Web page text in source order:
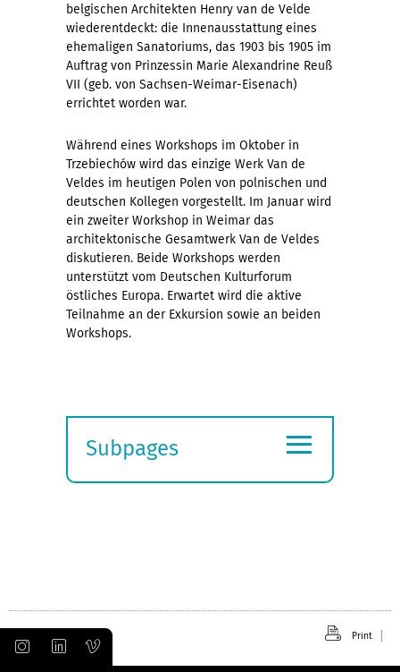
belgischen Architekten Henry van de Velde
wiederentdeckt: die Innenausstattung eines
ehemaligen Sanatoriums, das 1903 bis 1905 im
Auftrag von Prinzessin Marie Alexandrine Reuß
VII (geb. von Sachsen-Weimar-Eisenach)
errichtet worden war.
Während eines Workshops im Oktober in
Trzebiechów wird das einzige Werk Van de
Veldes im heutigen Polen von polnischen und
deutschen Kollegen vorgestellt. Im Januar wird
ein zweiter Workshop in Weimar das
architektonische Gesamtwerk Van de Veldes
diskutieren. Beide Workshops werden
unterstützt vom Deutschen Kulturforum
östliches Europa. Erwartet wird die aktive
Teilnahme an der Exkursion sowie an beiden
Workshops.
Subpages
≡
Print